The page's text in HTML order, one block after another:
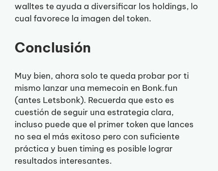
walltes te ayuda a diversificar los holdings, lo
cual favorece la imagen del token.
Conclusión
Muy bien, ahora solo te queda probar por ti
mismo lanzar una memecoin en Bonk.fun
(antes Letsbonk). Recuerda que esto es
cuestión de seguir una estrategia clara,
incluso puede que el primer token que lances
no sea el más exitoso pero con suficiente
práctica y buen timing es posible lograr
resultados interesantes.